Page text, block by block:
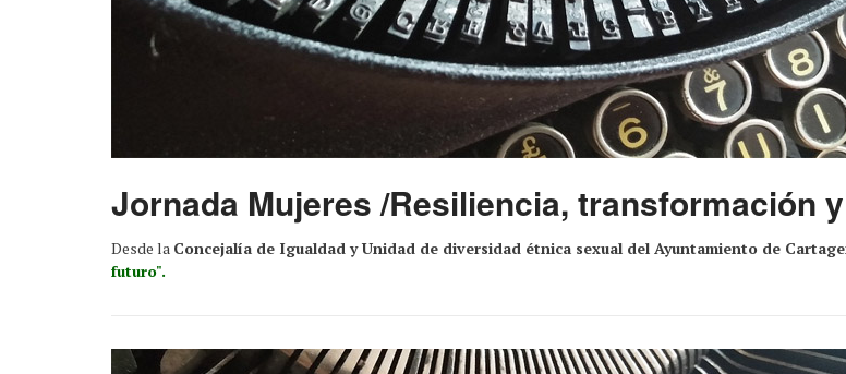
Jornada Mujeres /Resiliencia, transformación
Desde la Concejalía de Igualdad y Unidad de diversidad étnica sexual del Ayuntamiento de
futuro".